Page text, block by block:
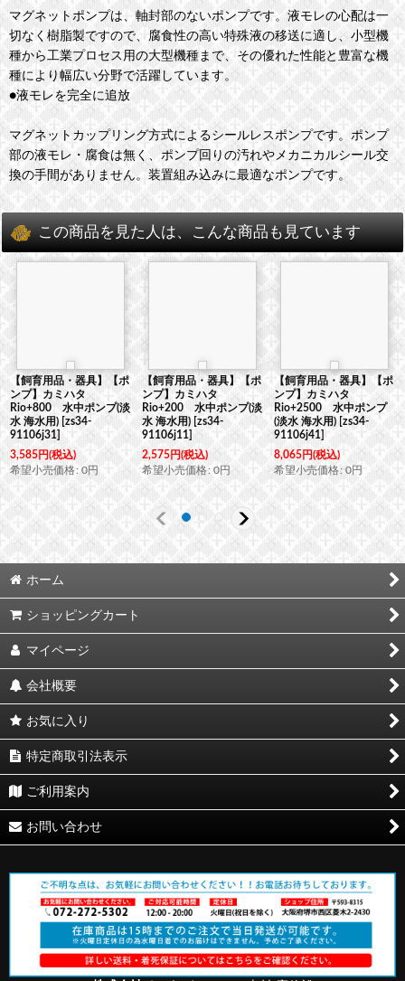
マグネットポンプは、軸封部のないポンプです。液モレの心配は一
切なく樹脂製ですので、腐食性の高い特殊液の移送に適し、小型機
種から工業プロセス用の大型機種まで、その優れた性能と豊富な機
種により幅広い分野で活躍しています。
●液モレを完全に追放
マグネットカップリング方式によるシールレスポンプです。ポンプ
部の液モレ・腐食は無く、ポンプ回りの汚れやメカニカルシール交
換の手間がありません。装置組み込みに最適なポンプです。
この商品を見た人は、こんな商品も見ています
【飼育用品・器具】【ポ
ンプ】カミハタ
Rio+800 水中ポンプ(淡
水 海水用) [zs34-
91106j31]
3,585円(税込)
希望小売価格: 0円
【飼育用品・器具】【ポ
ンプ】カミハタ
Rio+200 水中ポンプ(淡
水 海水用) [zs34-
91106j11]
2,575円(税込)
希望小売価格: 0円
【飼育用品・器具】【ポ
ンプ】カミハタ
Rio+2500 水中ポンプ
(淡水 海水用) [zs34-
91106j41]
8,065円(税込)
希望小売価格: 0円
ホーム
ショッピングカート
マイページ
会社概要
お気に入り
特定商取引法表示
ご利用案内
お問い合わせ